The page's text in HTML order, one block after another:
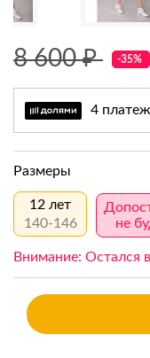
8 600 ₽ -35%
4
Размеры
12 лет
140-146
не
Внимание: Остался